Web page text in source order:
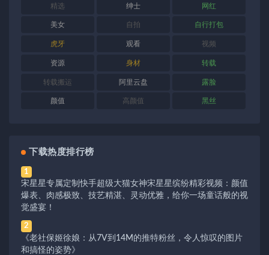
精选 绅士 网红
美女 自拍 自行打包
虎牙 观看 视频
资源 身材 转载
转载搬运 阿里云盘 露脸
颜值 高颜值 黑丝
下载热度排行榜
1
宋星星专属定制快手超级大猫女神宋星星缤纷精彩视频：颜值
爆表、肉感极致、技艺精湛、灵动优雅，给你一场童话般的视
觉盛宴！
2
《老社保姬徐娘：从7V到14M的推特粉丝，令人惊叹的图片
和搞怪的姿势》